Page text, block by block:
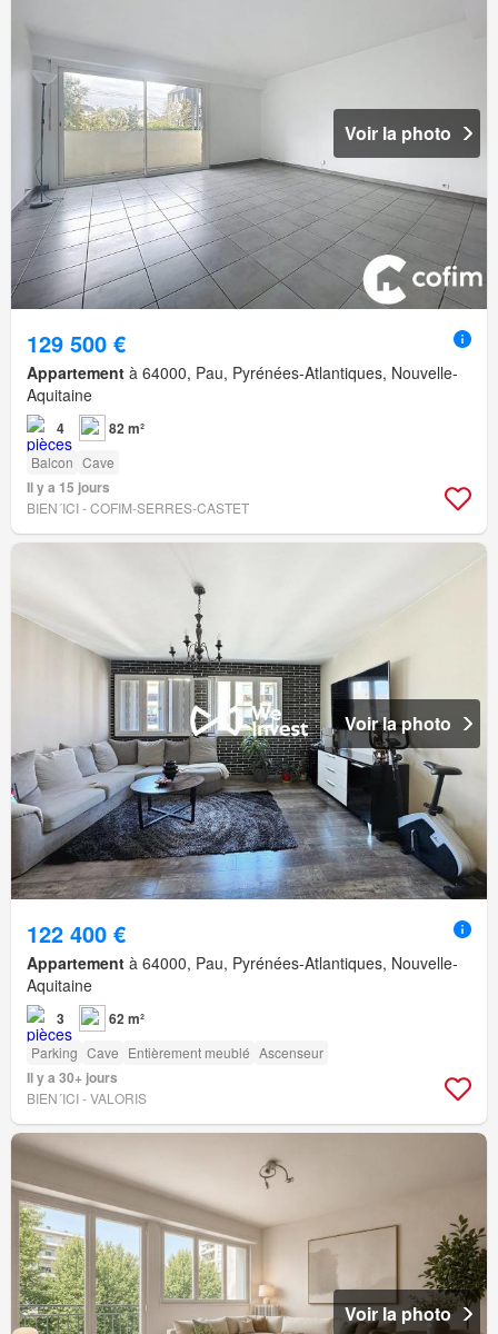
Voir la photo
129 500 €
Appartement à 64000, Pau, Pyrénées-Atlantiques, Nouvelle-
Aquitaine
4 82 m²
Balcon Cave
Il y a 15 jours
BIEN´ICI - COFIM-SERRES-CASTET
Voir la photo
122 400 €
Appartement à 64000, Pau, Pyrénées-Atlantiques, Nouvelle-
Aquitaine
3 62 m²
Parking Cave Entièrement meublé Ascenseur
Il y a 30+ jours
BIEN´ICI - VALORIS
Voir la photo